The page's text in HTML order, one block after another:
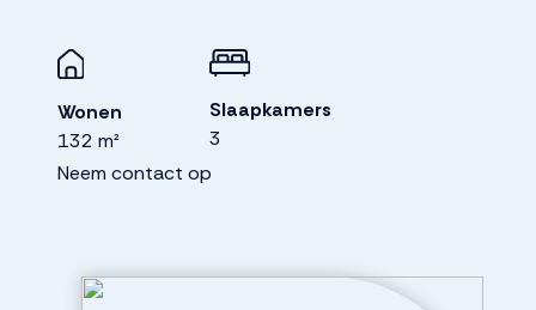
Wonen
132 m²
Slaapkamers
3
Neem contact op